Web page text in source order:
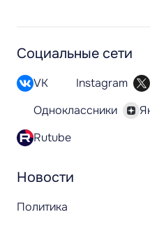
Новости
Политика
Социальные сети
VK Instagram
Одноклассники
Rutube